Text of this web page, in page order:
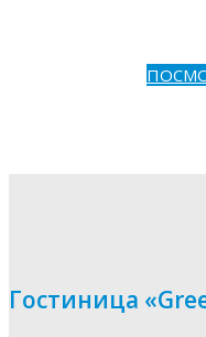
Гостиница